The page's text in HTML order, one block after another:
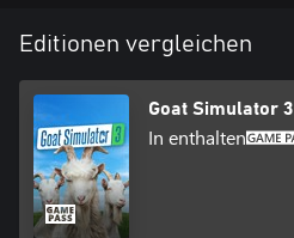
Editionen vergleichen
Goat Simulator 3
In enthalten